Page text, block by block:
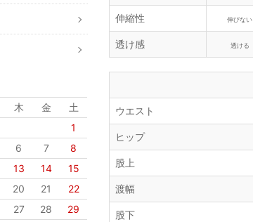
木 金
土
1
6 7
8
13 14
15
20 21
22
27 28
29
伸縮性 伸びない
透け感 透ける
ウエスト
ヒップ
股上
渡幅
股下